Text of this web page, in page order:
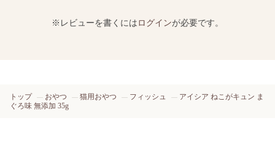
※レビューを書くにはログインが必要です。
トップ おやつ 猫用おやつ フィッシュ
アイシア ねこがキュン ま
ぐろ味 無添加 35g